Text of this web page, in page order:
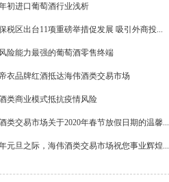
初进口葡萄酒行业浅析
税区出台11项重磅举措促发展 吸引外商投...
险能力最强的葡萄酒零售终端
衣品牌红酒抵达海伟酒类交易市场
类商业模式抵抗疫情风险
类交易市场关于2020年春节放假日期的温馨...
元旦之际，海伟酒类交易市场祝您事业辉煌...